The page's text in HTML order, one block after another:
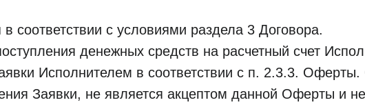
соответствии с условиями раздела 3 Договора.
денежных средств на расчетный счет
Исполнителем в соответствии с п. 2.3.3. Оферты.
Заявки, не является акцептом данной Оферты и